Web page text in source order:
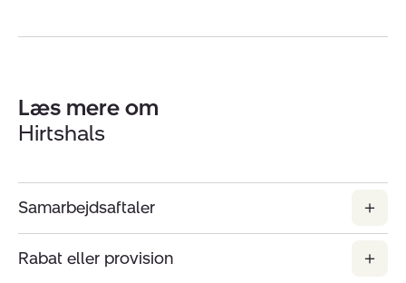
Læs mere om
Hirtshals
Samarbejdsaftaler
Rabat eller provision